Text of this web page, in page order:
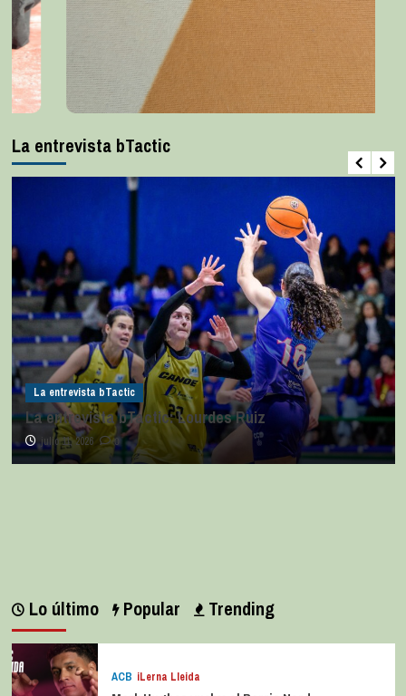
La entrevista bTactic
La entrevista bTactic
La entrevista bTactic: Lourdes Ruiz
julio 11, 2026 0
Lo último Popular Trending
ACB iLerna Lleida